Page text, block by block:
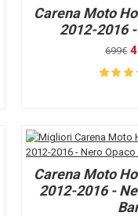
Carena Moto
2012-2016
699€
Carena Moto
2012-2016 -